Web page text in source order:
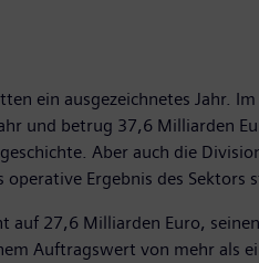
ein ausgezeichnetes Jahr.
und betrug 37,6 Milliarden
Aber auch die
Ergebnis des Sektors
auf 27,6 Milliarden Euro,
Auftragswert von mehr als